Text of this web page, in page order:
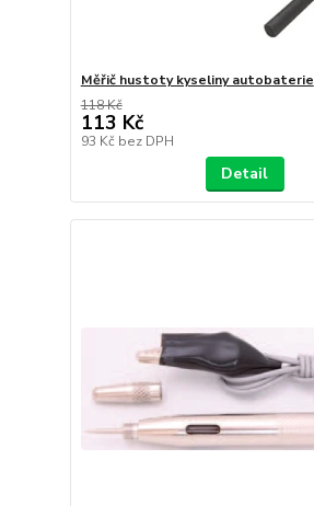
Měřič hustoty kyseliny autobaterie
118 Kč
113 Kč
93 Kč bez DPH
Detail